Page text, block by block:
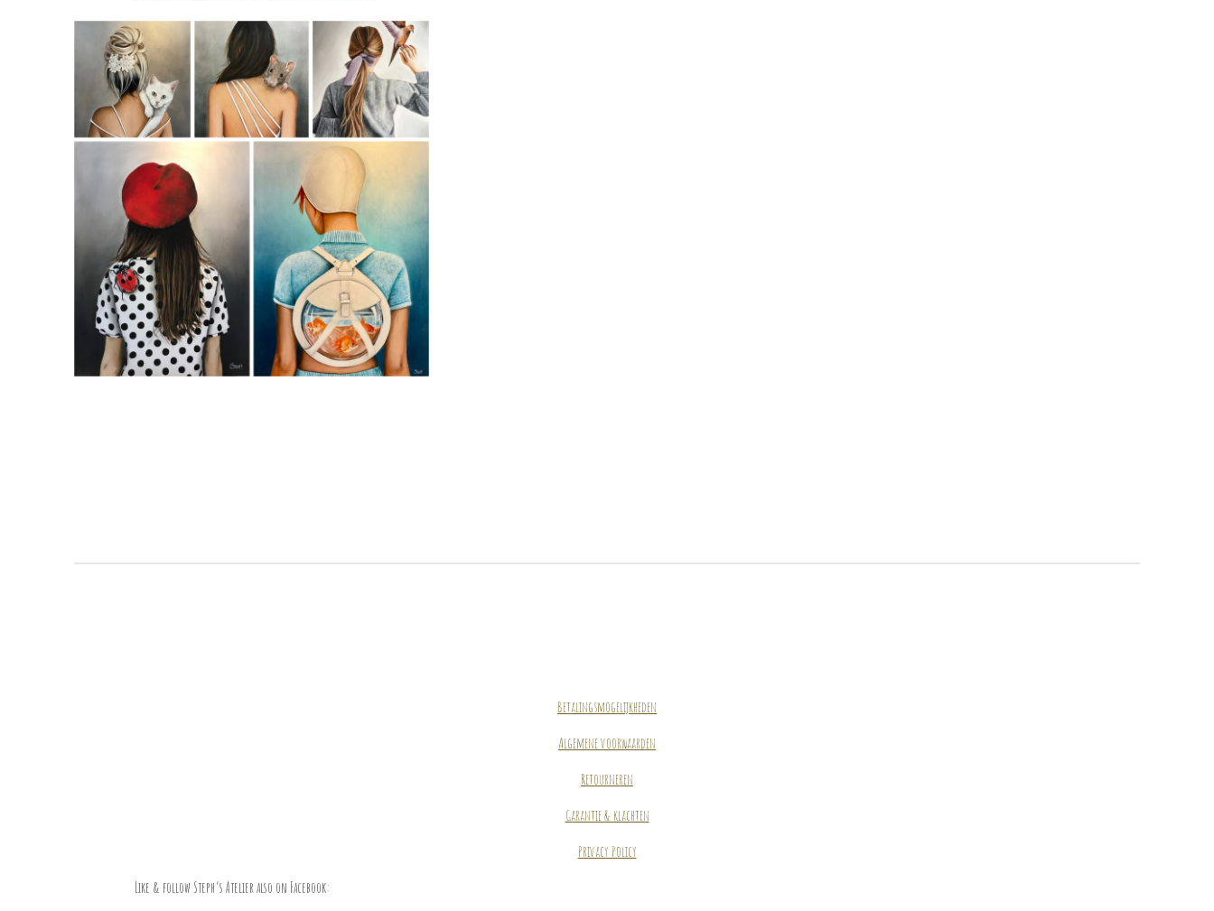
Betalingsmogelijkheden
Algemene voorwaarden
Retourneren
Garantie & klachten
Privacy Policy
Like & follow Steph’s Atelier also on Facebook: